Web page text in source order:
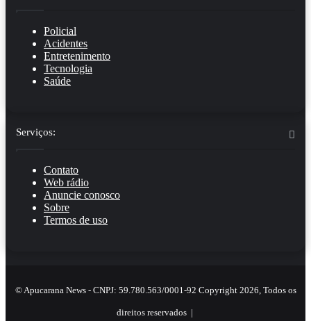
Policial
Acidentes
Entretenimento
Tecnologia
Saúde
Serviços:
Contato
Web rádio
Anuncie conosco
Sobre
Termos de uso
© Apucarana News - CNPJ: 59.780.563/0001-92 Copyright 2026, Todos os
direitos reservados |